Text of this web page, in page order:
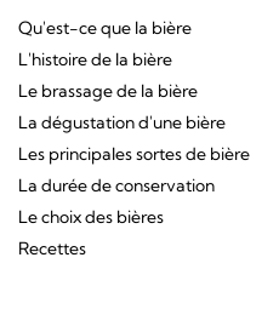
Qu'est-ce que la bière
L'histoire de la bière
Le brassage de la bière
La dégustation d'une bière
Les principales sortes de bière
La durée de conservation
Le choix des bières
Recettes